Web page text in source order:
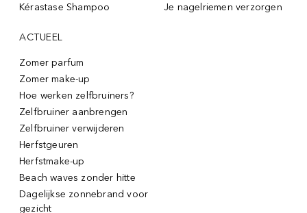
Kérastase Shampoo
Je nagelriemen verzorgen
ACTUEEL
Zomer parfum
Zomer make-up
Hoe werken zelfbruiners?
Zelfbruiner aanbrengen
Zelfbruiner verwijderen
Herfstgeuren
Herfstmake-up
Beach waves zonder hitte
Dagelijkse zonnebrand voor
gezicht